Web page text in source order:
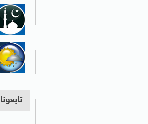
تابعونا